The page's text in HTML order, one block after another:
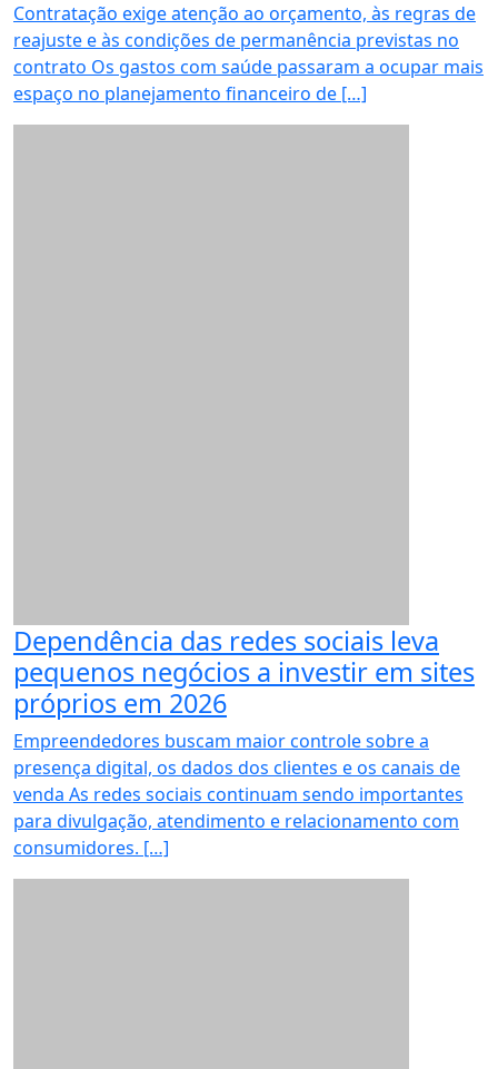
Contratação exige atenção ao orçamento, às regras de
reajuste e às condições de permanência previstas no
contrato Os gastos com saúde passaram a ocupar mais
espaço no planejamento financeiro de […]
Dependência das redes sociais leva
pequenos negócios a investir em sites
próprios em 2026
Empreendedores buscam maior controle sobre a
presença digital, os dados dos clientes e os canais de
venda As redes sociais continuam sendo importantes
para divulgação, atendimento e relacionamento com
consumidores. […]